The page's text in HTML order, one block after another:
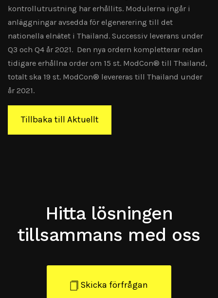
kontrollutrustning har erhållits. Modulerna ingår i
anläggningar avsedda för elgenerering till det
nationella elnätet i Thailand. Successiv leverans under
Q3 och Q4 år 2021. Den nya ordern kompletterar redan
tidigare erhållna order om 15 st. ModCon® till Thailand,
totalt ska 19 st. ModCon® levereras till Thailand under
år 2021.
Tillbaka till Aktuellt
Hitta lösningen
tillsammans med oss
Skicka förfrågan